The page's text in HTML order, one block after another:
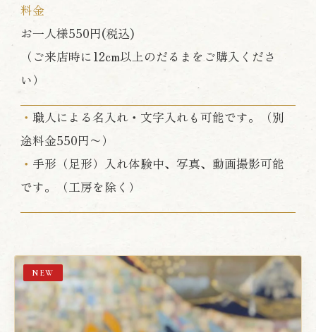
料金
お一人様550円(税込)
（ご来店時に12cm以上のだるまをご購入くださ
い）
・ 職人による名入れ・文字入れも可能です。（別
途料金550円〜）
・ 手形（足形）入れ体験中、写真、動画撮影可能
です。（工房を除く）
NEW